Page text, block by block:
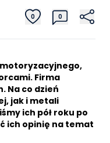
0 0
motoryzacyjnego,
Firma
Na co dzień
jak i metali
ich pół roku po
ich opinię na temat